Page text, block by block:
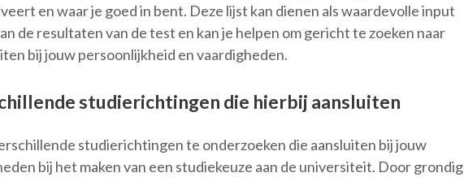
en waar je goed in bent. Deze lijst kan dienen als waardevolle input
de resultaten van de test en kan je helpen om gericht te zoeken naar
bij jouw persoonlijkheid en vaardigheden.
studierichtingen die hierbij aansluiten
studierichtingen te onderzoeken die aansluiten bij jouw
bij het maken van een studiekeuze aan de universiteit. Door grondig